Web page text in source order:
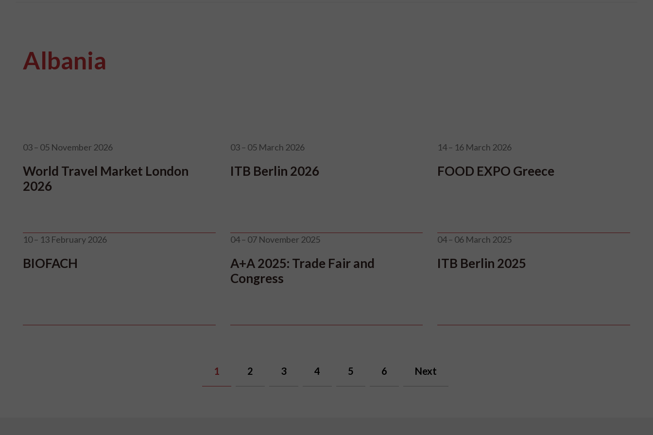
Albania
03 – 05 November 2026
World Travel Market London
2026
03 – 05 March 2026
ITB Berlin 2026
14 – 16 March 2026
FOOD EXPO Greece
10 – 13 February 2026
BIOFACH
04 – 07 November 2025
A+A 2025: Trade Fair and
Congress
04 – 06 March 2025
ITB Berlin 2025
1 2 3 4 5 6 Next